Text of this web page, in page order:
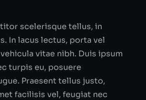
scelerisque tellus, in
In lacus lectus, porta vel
vitae nibh. Duis ipsum
turpis eu, posuere
Praesent tellus justo,
facilisis vel, feugiat nec